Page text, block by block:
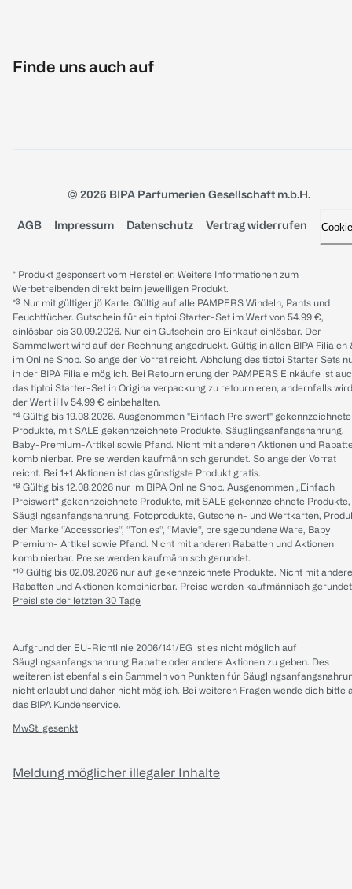
Finde uns auch auf
© 2026 BIPA Parfumerien Gesellschaft m.b.H.
AGB Impressum Datenschutz Vertrag widerrufen
* Produkt gesponsert vom Hersteller. Weitere Informationen zum
Werbetreibenden direkt beim jeweiligen Produkt.
*³ Nur mit gültiger jö Karte. Gültig auf alle PAMPERS Windeln, Pants und
Feuchttücher. Gutschein für ein tiptoi Starter-Set im Wert von 54.99 €,
einlösbar bis 30.09.2026. Nur ein Gutschein pro Einkauf einlösbar. Der
Sammelwert wird auf der Rechnung angedruckt. Gültig in allen BIPA Filialen
im Online Shop. Solange der Vorrat reicht. Abholung des tiptoi Starter Sets
in der BIPA Filiale möglich. Bei Retournierung der PAMPERS Einkäufe ist
das tiptoi Starter-Set in Originalverpackung zu retournieren, andernfalls wird
der Wert iHv 54.99 € einbehalten.
*⁴ Gültig bis 19.08.2026. Ausgenommen "Einfach Preiswert" gekennzeichnete
Produkte, mit SALE gekennzeichnete Produkte, Säuglingsanfangsnahrung,
Baby-Premium-Artikel sowie Pfand. Nicht mit anderen Aktionen und
kombinierbar. Preise werden kaufmännisch gerundet. Solange der Vorrat
reicht. Bei 1+1 Aktionen ist das günstigste Produkt gratis.
*⁸ Gültig bis 12.08.2026 nur im BIPA Online Shop. Ausgenommen „Einfach
Preiswert“ gekennzeichnete Produkte, mit SALE gekennzeichnete Produkte,
Säuglingsanfangsnahrung, Fotoprodukte, Gutschein- und Wertkarten,
der Marke “Accessories“, “Tonies“, “Mavie“, preisgebundene Ware, Baby
Premium- Artikel sowie Pfand. Nicht mit anderen Rabatten und Aktionen
kombinierbar. Preise werden kaufmännisch gerundet.
*¹⁰ Gültig bis 02.09.2026 nur auf gekennzeichnete Produkte. Nicht mit
Rabatten und Aktionen kombinierbar. Preise werden kaufmännisch
Preisliste der letzten 30 Tage
Aufgrund der EU-Richtlinie 2006/141/EG ist es nicht möglich auf
Säuglingsanfangsnahrung Rabatte oder andere Aktionen zu geben. Des
weiteren ist ebenfalls ein Sammeln von Punkten für
nicht erlaubt und daher nicht möglich. Bei weiteren Fragen wende dich bitte
das BIPA Kundenservice.
MwSt. gesenkt
Meldung möglicher illegaler Inhalte